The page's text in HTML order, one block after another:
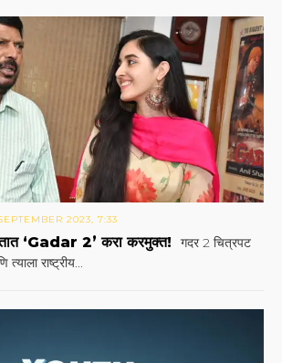
2023, 7:33
‘Gadar 2’ करा करमुक्त!
गदर 2 चित्रपट
राष्ट्रीय...